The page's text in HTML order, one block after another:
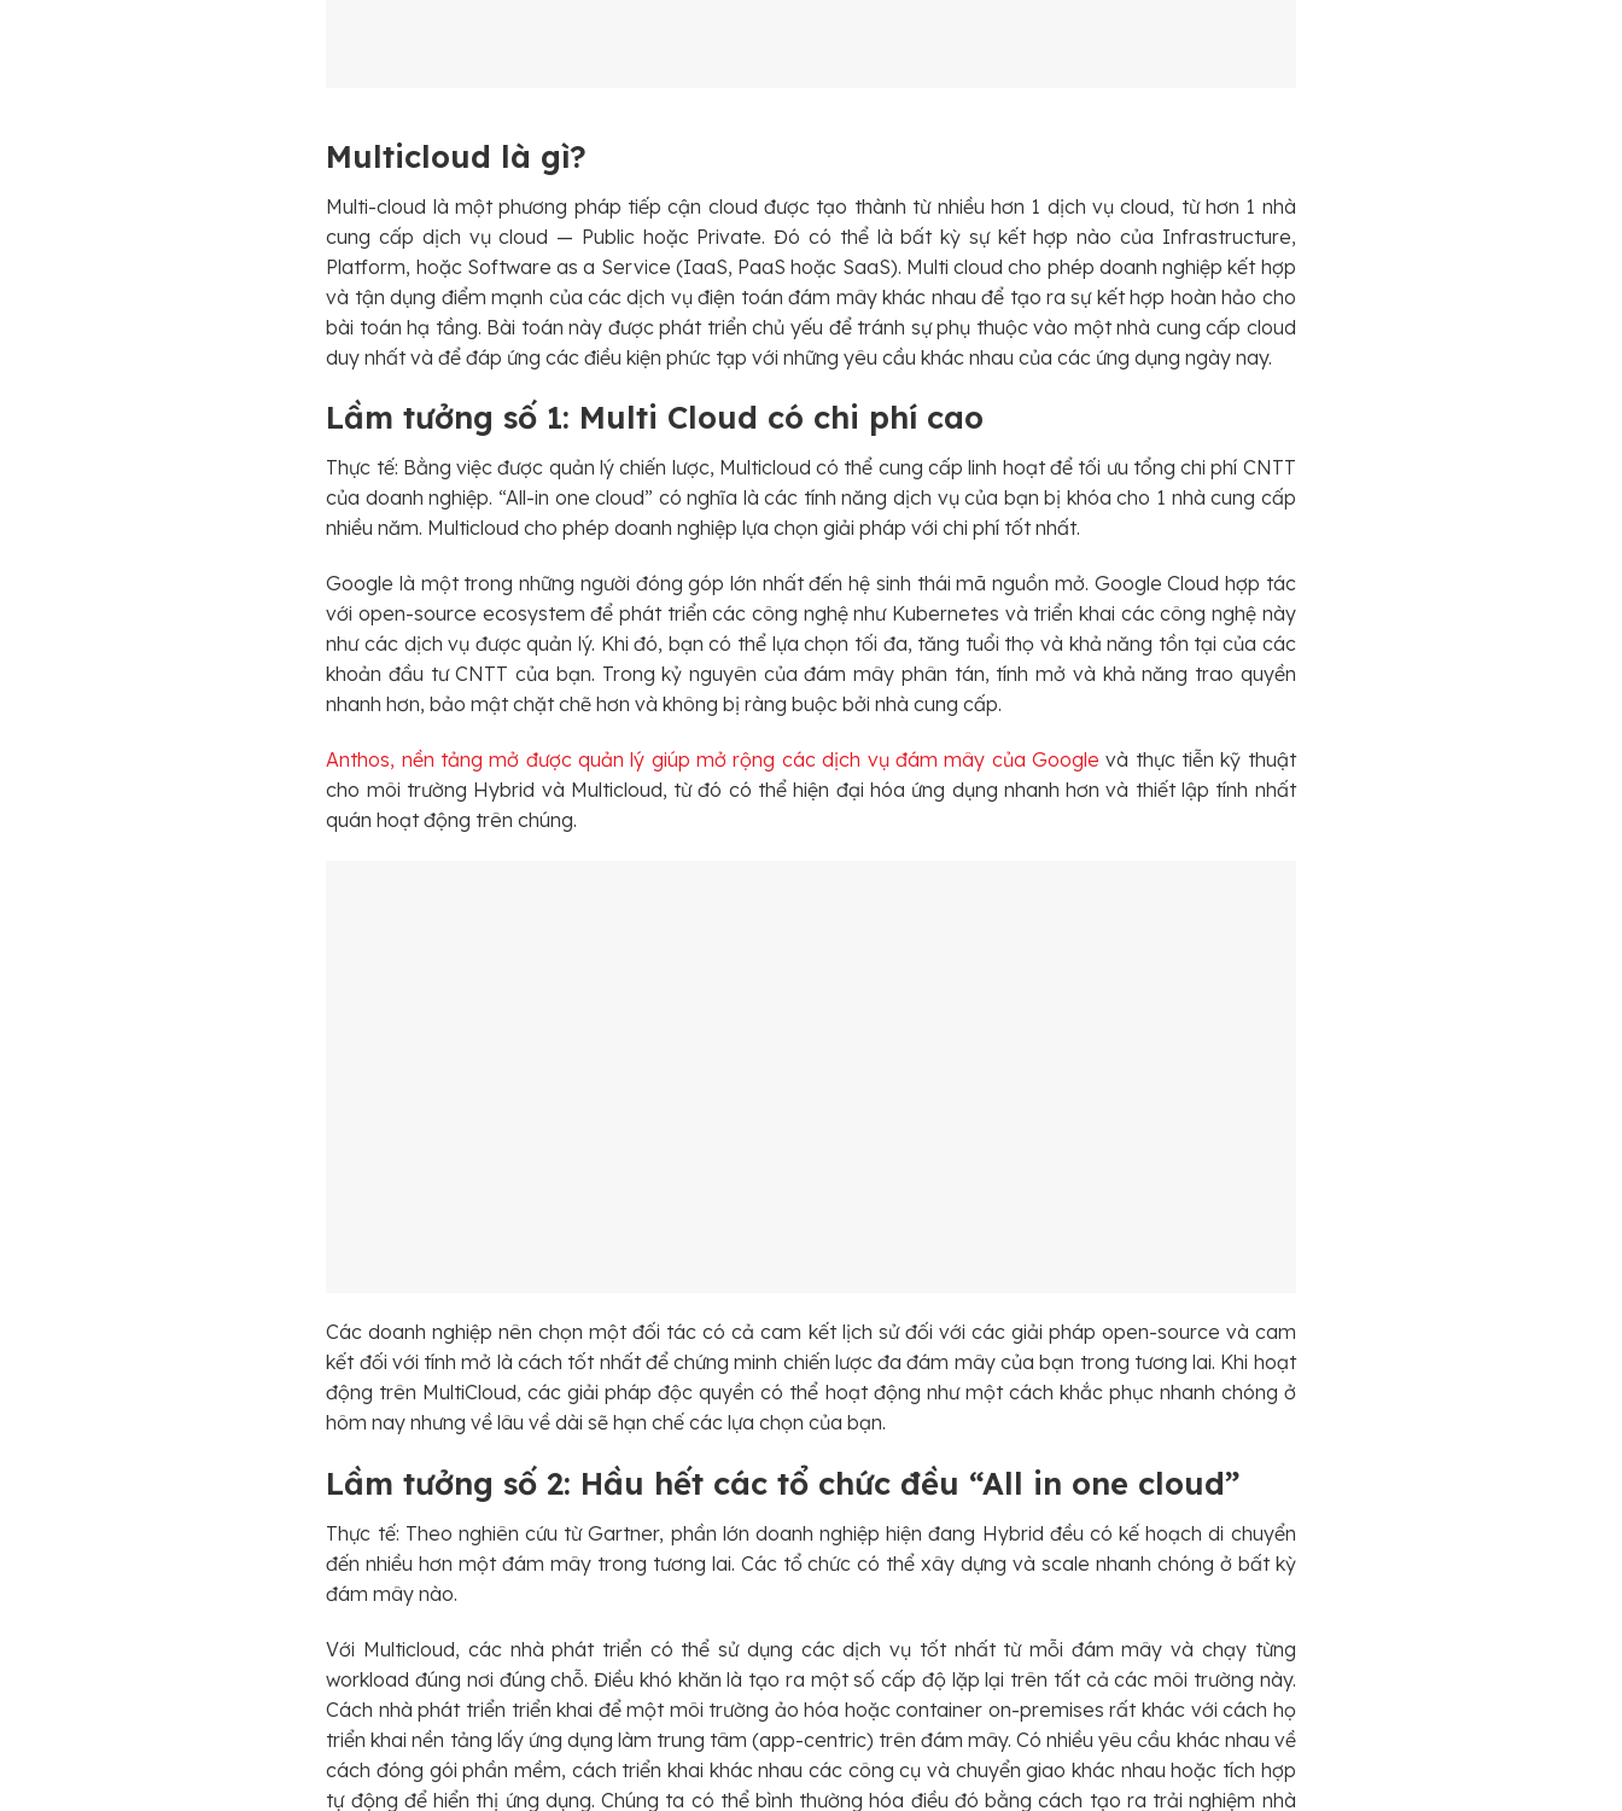
Multicloud là gì?
Multi-cloud là một phương pháp tiếp cận cloud được tạo thành từ nhiều hơn 1 dịch vụ cloud, từ hơn 1 nhà
cung cấp dịch vụ cloud — Public hoặc Private. Đó có thể là bất kỳ sự kết hợp nào của Infrastructure,
Platform, hoặc Software as a Service (IaaS, PaaS hoặc SaaS). Multi cloud cho phép doanh nghiệp kết hợp
và tận dụng điểm mạnh của các dịch vụ điện toán đám mây khác nhau để tạo ra sự kết hợp hoàn hảo cho
bài toán hạ tầng. Bài toán này được phát triển chủ yếu để tránh sự phụ thuộc vào một nhà cung cấp cloud
duy nhất và để đáp ứng các điều kiện phức tạp với những yêu cầu khác nhau của các ứng dụng ngày nay.
Lầm tưởng số 1: Multi Cloud có chi phí cao
Thực tế: Bằng việc được quản lý chiến lược, Multicloud có thể cung cấp linh hoạt để tối ưu tổng chi phí CNTT
của doanh nghiệp. “All-in one cloud” có nghĩa là các tính năng dịch vụ của bạn bị khóa cho 1 nhà cung cấp
nhiều năm. Multicloud cho phép doanh nghiệp lựa chọn giải pháp với chi phí tốt nhất.
Google là một trong những người đóng góp lớn nhất đến hệ sinh thái mã nguồn mở. Google Cloud hợp tác
với open-source ecosystem để phát triển các công nghệ như Kubernetes và triển khai các công nghệ này
như các dịch vụ được quản lý. Khi đó, bạn có thể lựa chọn tối đa, tăng tuổi thọ và khả năng tồn tại của các
khoản đầu tư CNTT của bạn. Trong kỷ nguyên của đám mây phân tán, tính mở và khả năng trao quyền
nhanh hơn, bảo mật chặt chẽ hơn và không bị ràng buộc bởi nhà cung cấp.
Anthos, nền tảng mở được quản lý giúp mở rộng các dịch vụ đám mây của Google và thực tiễn kỹ thuật
cho môi trường Hybrid và Multicloud, từ đó có thể hiện đại hóa ứng dụng nhanh hơn và thiết lập tính nhất
quán hoạt động trên chúng.
Các doanh nghiệp nên chọn một đối tác có cả cam kết lịch sử đối với các giải pháp open-source và cam
kết đối với tính mở là cách tốt nhất để chứng minh chiến lược đa đám mây của bạn trong tương lai. Khi hoạt
động trên MultiCloud, các giải pháp độc quyền có thể hoạt động như một cách khắc phục nhanh chóng ở
hôm nay nhưng về lâu về dài sẽ hạn chế các lựa chọn của bạn.
Lầm tưởng số 2: Hầu hết các tổ chức đều “All in one cloud”
Thực tế: Theo nghiên cứu từ Gartner, phần lớn doanh nghiệp hiện đang Hybrid đều có kế hoạch di chuyển
đến nhiều hơn một đám mây trong tương lai. Các tổ chức có thể xây dựng và scale nhanh chóng ở bất kỳ
đám mây nào.
Với Multicloud, các nhà phát triển có thể sử dụng các dịch vụ tốt nhất từ mỗi đám mây và chạy từng
workload đúng nơi đúng chỗ. Điều khó khăn là tạo ra một số cấp độ lặp lại trên tất cả các môi trường này.
Cách nhà phát triển triển khai để một môi trường ảo hóa hoặc container on-premises rất khác với cách họ
triển khai nền tảng lấy ứng dụng làm trung tâm (app-centric) trên đám mây. Có nhiều yêu cầu khác nhau về
cách đóng gói phần mềm, cách triển khai khác nhau các công cụ và chuyển giao khác nhau hoặc tích hợp
tự động để hiển thị ứng dụng. Chúng ta có thể bình thường hóa điều đó bằng cách tạo ra trải nghiệm nhà